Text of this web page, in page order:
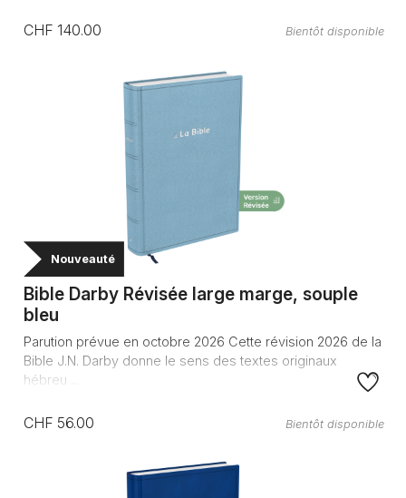
CHF 140.00 Bientôt disponible
Nouveauté
Bible Darby Révisée large marge, souple
bleu
Parution prévue en octobre 2026 Cette révision 2026 de la
Bible J.N. Darby donne le sens des textes originaux
hébreu ...
CHF 56.00 Bientôt disponible